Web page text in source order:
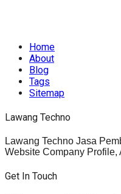
Home
About
Blog
Tags
Sitemap
Lawang Techno
Lawang Techno Jasa
Website Company Profile,
Get In Touch